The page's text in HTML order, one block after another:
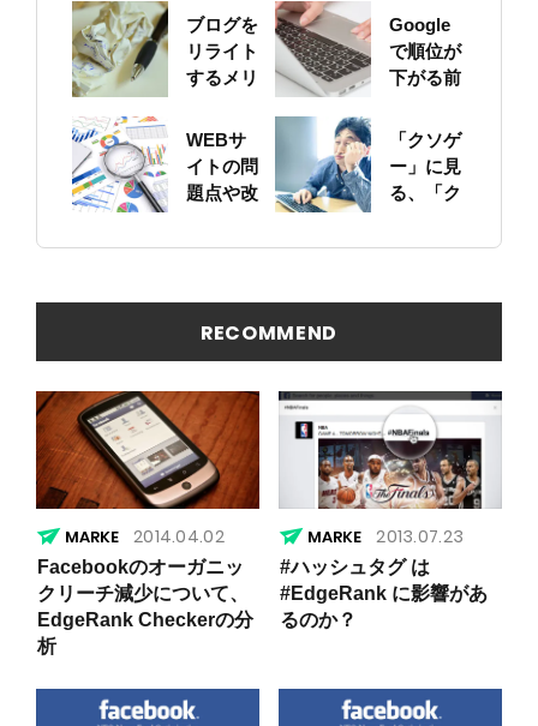
ブログを
リライト
するメリ
いて
Google
で順位が
下がる前
のサイト
をちゃん
と確認し
WEBサ
イトの問
題点や改
トの概要
見つける
方法
「クソゲ
ー」に見
る、「ク
ト」の原
RECOMMEND
2014.04.02
Facebookのオーガニッ
クリーチ減少について、
EdgeRank Checkerの分
析
2013.07.23
#ハッシュタグ は
#EdgeRank に影響があ
るのか？